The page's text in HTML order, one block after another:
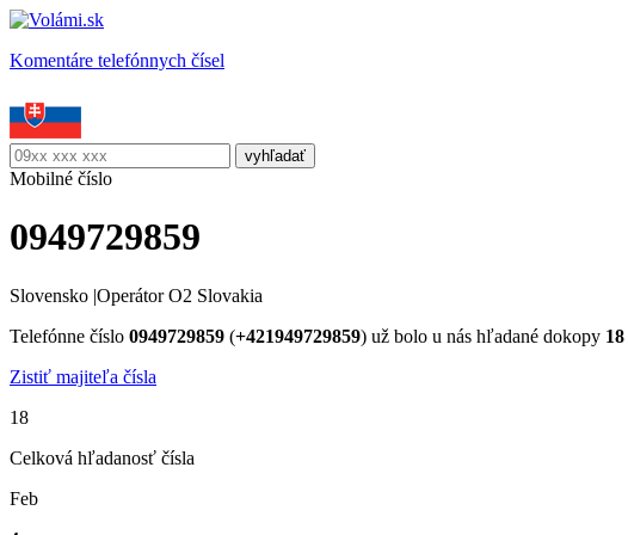
Komentáre telefónnych čísel
Mobilné číslo
0949729859
Slovensko |Operátor O2 Slovakia
Telefónne číslo 0949729859 (+421949729859) už bolo u nás hľadané dokopy 18
Zistiť majiteľa čísla
18
Celková hľadanosť čísla
Feb